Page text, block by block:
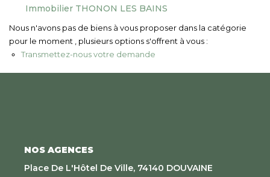
Immobilier THONON LES BAINS
Nous n'avons pas de biens à vous proposer dans la catégorie
pour le moment , plusieurs options s'offrent à vous :
Transmettez-nous votre demande
NOS AGENCES
Place De L'Hôtel De Ville, 74140 DOUVAINE